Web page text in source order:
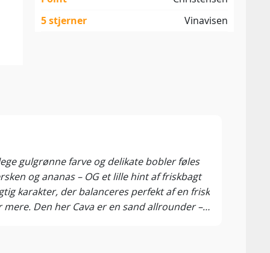
5 stjerner
Vinavisen
gulgrønne farve og delikate bobler føles
og ananas – OG et lille hint af friskbagt
karakter, der balanceres perfekt af en frisk
Den her Cava er en sand allrounder –